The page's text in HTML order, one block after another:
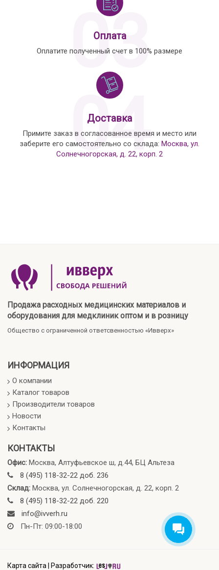
03
Оплата
Оплатите полученный счет в 100% размере
04
Доставка
Примите заказ в согласованное время и место или
заберите его самостоятельно со склада: Москва, ул.
Солнечногорская, д. 22, корп. 2
Продажа расходных медицинских материалов и
оборудования для медклиник оптом и в розницу
Общество с ограниченной ответсвенностью «Ивверх»
ИНФОРМАЦИЯ
О компании
Каталог товаров
Производители товаров
Новости
Контакты
КОНТАКТЫ
Офис: Москва, Алтуфьевское ш, д.44, БЦ Альтеза
8 (495) 118-32-22 доб. 236
Склад: Москва, ул. Солнечногорская, д. 22, корп. 2
8 (495) 118-32-22 доб. 220
info@ivverh.ru
Пн-Пт: 09:00-18:00
Карта сайта Разработчик: